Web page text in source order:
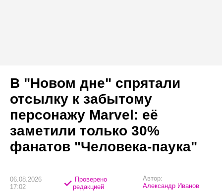
В "Новом дне" спрятали
отсылку к забытому
персонажу Marvel: её
заметили только 30%
фанатов "Человека-паука"
06.08.2026
17:02
Проверено
редакцией
Автор:
Александр Иванов